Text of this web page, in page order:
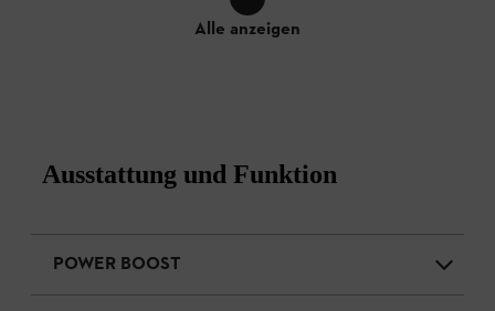
Alle anzeigen
Ausstattung und Funktion
POWER BOOST